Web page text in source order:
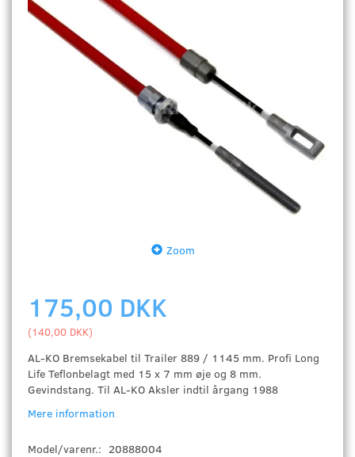
Zoom
175,00 DKK
(140,00 DKK)
AL-KO Bremsekabel til Trailer 889 / 1145 mm. Profi Long
Life Teflonbelagt med 15 x 7 mm øje og 8 mm.
Gevindstang. Til AL-KO Aksler indtil årgang 1988
Mere information
Model/varenr.: 20888004